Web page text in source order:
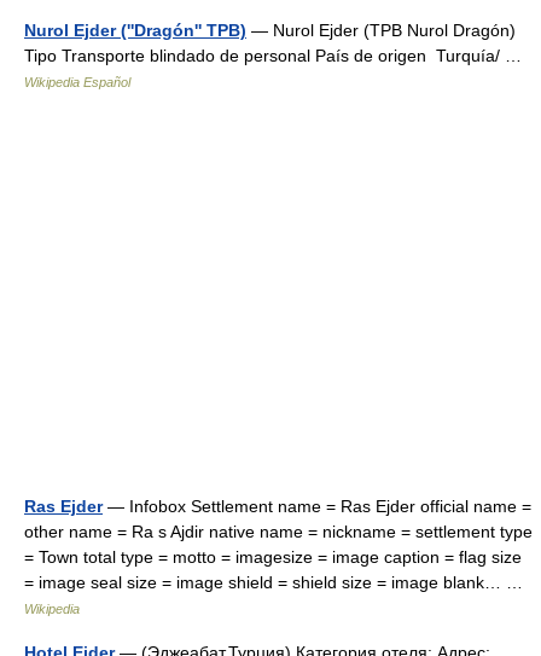
Nurol Ejder (''Dragón'' TPB) — Nurol Ejder (TPB Nurol Dragón)
Tipo Transporte blindado de personal País de origen Turquía/ …
Wikipedia Español
Ras Ejder— Infobox Settlement name = Ras Ejder official name =
other name = Ra s Ajdir native name = nickname = settlement type
= Town total type = motto = imagesize = image caption = flag size
= image seal size = image shield = shield size = image blank… …
Wikipedia